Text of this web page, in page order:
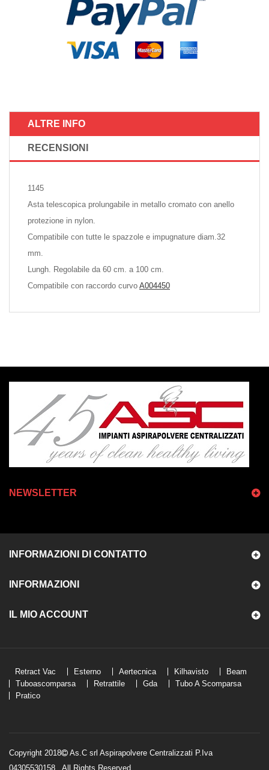
ALTRE INFO
RECENSIONI
1145
Asta telescopica prolungabile in metallo cromato con anello
protezione in nylon.
Compatibile con tutte le spazzole e impugnature diam.32
mm.
Lungh. Regolabile da 60 cm. a 100 cm.
Compatibile con raccordo curvo A004450
NEWSLETTER
INFORMAZIONI DI CONTATTO
INFORMAZIONI
IL MIO ACCOUNT
Retract Vac Esterno Aertecnica Kilhavisto
Beam
Tuboascomparsa
Retrattile Gda
Tubo A Scomparsa
Pratico
Copyright 2018
As.C srl Aspirapolvere Centralizzati P.Iva
04305530158
. All Rights Reserved